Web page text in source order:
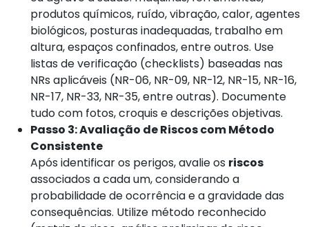
produtos químicos, ruído, vibração, calor, agentes
biológicos, posturas inadequadas, trabalho em
altura, espaços confinados, entre outros. Use
listas de verificação (checklists) baseadas nas
NRs aplicáveis (NR-06, NR-09, NR-12, NR-15, NR-16,
NR-17, NR-33, NR-35, entre outras). Documente
tudo com fotos, croquis e descrições objetivas.
Passo 3: Avaliação de Riscos com Método
Consistente
Após identificar os perigos, avalie os riscos
associados a cada um, considerando a
probabilidade de ocorrência e a gravidade das
consequências. Utilize método reconhecido